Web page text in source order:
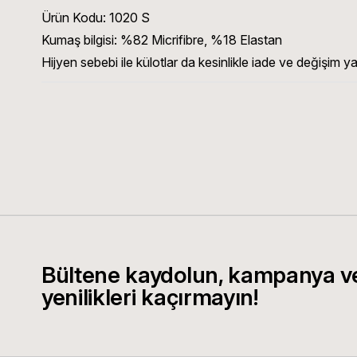
Ürün Kodu: 1020 S
Kumaş bilgisi: %82 Micrifibre, %18 Elastan
Hijyen sebebi ile külotlar da kesinlikle iade ve değişim
Bültene kaydolun, kampanya
yenilikleri kaçırmayın!